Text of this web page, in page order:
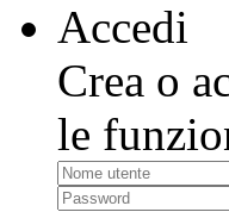
Accedi
Crea o
le